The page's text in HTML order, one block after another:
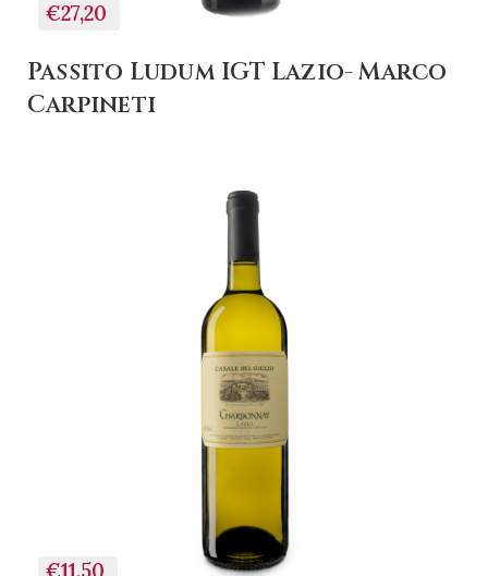
€27,20
Passito Ludum IGT Lazio- Marco
Carpineti
+ AGGIUNGI AL
CARRELLO